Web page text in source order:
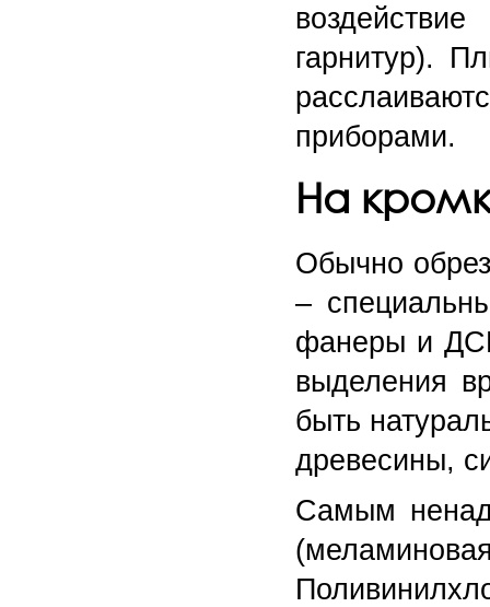
гарнитур).
приборами.
На
Обычно
–
фанеры и
выделения
быть
древесины,
Самым